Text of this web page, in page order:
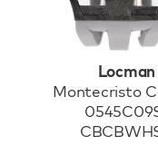
Locman
Montecristo